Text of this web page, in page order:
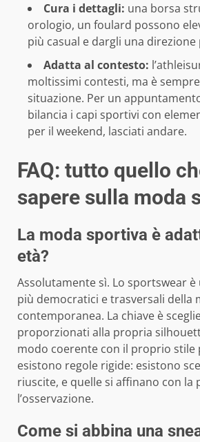
Cura i dettagli: una borsa
orologio, un foulard possono
più casual e dargli una direzione
Adatta al contesto:
moltissimi contesti, ma è
situazione. Per un
bilancia i capi sportivi con
per il weekend, lasciati andare.
FAQ: tutto quello
sapere sulla moda
La moda sportiva è
età?
Assolutamente sì. Lo sportswear
più democratici e trasversali della
contemporanea. La chiave è
proporzionati alla propria
modo coerente con il proprio stile
esistono regole rigide: esistono
riuscite, e quelle si affinano con la
l’osservazione.
Come si abbina una